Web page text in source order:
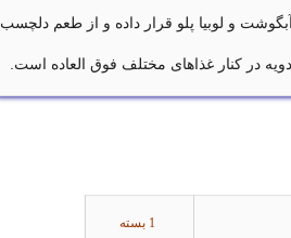
و لوبیا پلو قرار داده و از طعم دلچسب
در کنار غذاهای مختلف فوق العاده است.